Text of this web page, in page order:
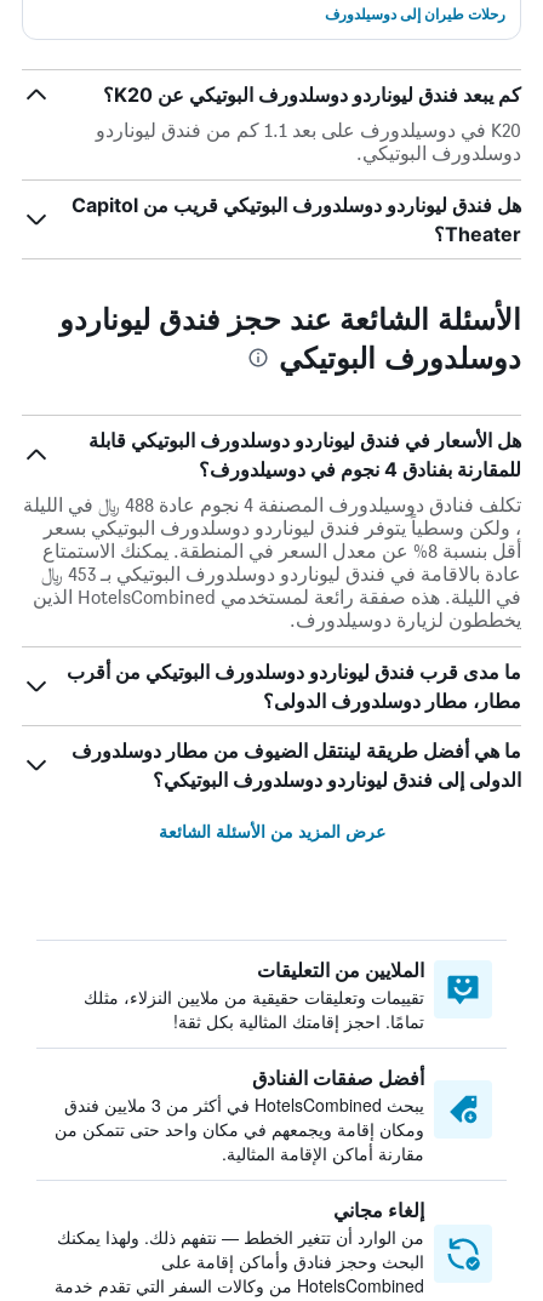
رحلات طيران إلى دوسيلدورف
كم يبعد فندق ليوناردو دوسلدورف البوتيكي عن K20؟
K20 في دوسيلدورف على بعد 1.1 كم من فندق ليوناردو
دوسلدورف البوتيكي.
هل فندق ليوناردو دوسلدورف البوتيكي قريب من Capitol
Theater؟
الأسئلة الشائعة عند حجز فندق ليوناردو
دوسلدورف البوتيكي
هل الأسعار في فندق ليوناردو دوسلدورف البوتيكي قابلة
للمقارنة بفنادق 4 نجوم في دوسيلدورف؟
تكلف فنادق دوسيلدورف المصنفة 4 نجوم عادة 488 ﷼ في الليلة
، ولكن وسطياً يتوفر فندق ليوناردو دوسلدورف البوتيكي بسعر
أقل بنسبة 8% عن معدل السعر في المنطقة. يمكنك الاستمتاع
عادة بالاقامة في فندق ليوناردو دوسلدورف البوتيكي بـ 453 ﷼
في الليلة. هذه صفقة رائعة لمستخدمي HotelsCombined الذين
يخططون لزيارة دوسيلدورف.
ما مدى قرب فندق ليوناردو دوسلدورف البوتيكي من أقرب
مطار، مطار دوسلدورف الدولى؟
ما هي أفضل طريقة لينتقل الضيوف من مطار دوسلدورف
الدولى إلى فندق ليوناردو دوسلدورف البوتيكي؟
عرض المزيد من الأسئلة الشائعة
الملايين من التعليقات
تقييمات وتعليقات حقيقية من ملايين النزلاء، مثلك
تمامًا. احجز إقامتك المثالية بكل ثقة!
أفضل صفقات الفنادق
يبحث HotelsCombined في أكثر من 3 ملايين فندق
ومكان إقامة ويجمعهم في مكان واحد حتى تتمكن من
مقارنة أماكن الإقامة المثالية.
إلغاء مجاني
من الوارد أن تتغير الخطط — نتفهم ذلك. ولهذا يمكنك
البحث وحجز فنادق وأماكن إقامة على
HotelsCombined من وكالات السفر التي تقدم خدمة